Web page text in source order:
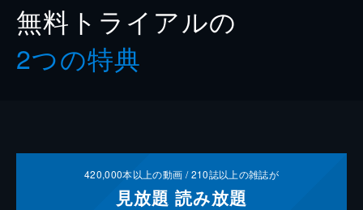
無料トライアルの
2つの特典
420,000本以上の動画 /210誌以上の雑誌が
見放題 読み放題